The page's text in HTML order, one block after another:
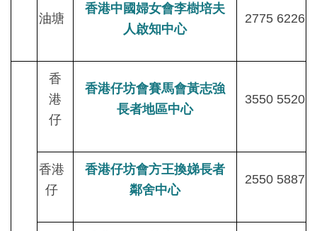
油塘
香港中國婦女會李樹培夫
人啟知中心
2775 6226
香
港
仔
香港仔坊會賽馬會黃志強
長者地區中心
3550 5520
香港
仔
香港仔坊會方王換娣長者
鄰舍中心
2550 5887